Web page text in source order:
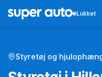
Lukket
Styretøj og